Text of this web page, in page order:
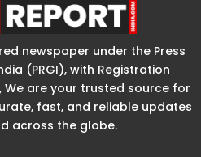
newspaper under the Press
(PRGI), with Registration
We are your trusted source for
fast, and reliable updates
across the globe.